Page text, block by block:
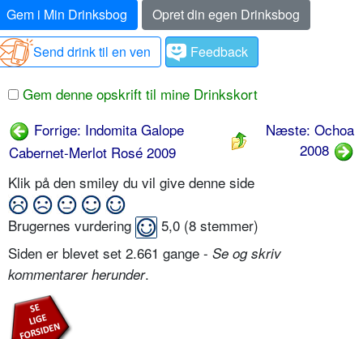
Gem i Min Drinksbog
Opret din egen Drinksbog
Send drink til en ven
Feedback
Gem denne opskrift til mine Drinkskort
Forrige: Indomita Galope
Cabernet-Merlot Rosé 2009
Næste: Ochoa
2008
Klik på den smiley du vil give denne side
Brugernes vurdering 5,0 (8 stemmer)
Siden er blevet set 2.661 gange - Se og skriv
kommentarer herunder.